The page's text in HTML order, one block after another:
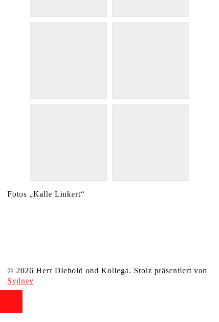
Fotos „Kalle Linkert“
© 2026 Herr Diebold ond Kollega. Stolz präsentiert von
Sydney